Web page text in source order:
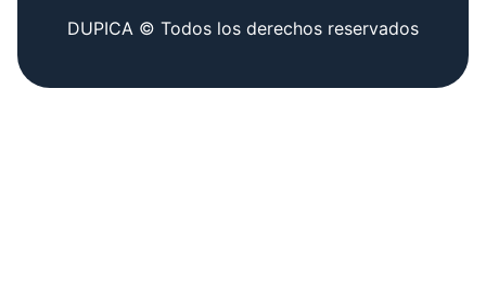
DUPICA © Todos los derechos reservados